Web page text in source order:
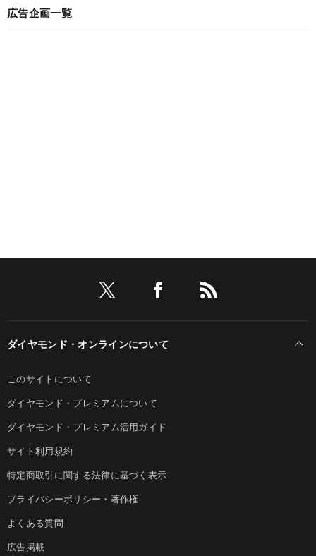
広告企画一覧
ダイヤモンド・オンラインについて
このサイトについて
ダイヤモンド・プレミアムについて
ダイヤモンド・プレミアム活用ガイド
サイト利用規約
特定商取引に関する法律に基づく表示
プライバシーポリシー・著作権
よくある質問
広告掲載